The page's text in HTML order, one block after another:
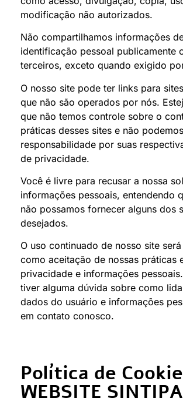
modificação não autorizados.
Não compartilhamos informações
identificação pessoal publicamente
terceiros, exceto quando exigido
O nosso site pode ter links para
que não são operados por nós.
que não temos controle sobre o
práticas desses sites e não
responsabilidade por suas
de privacidade.
Você é livre para recusar a nossa
informações pessoais, entendendo
não possamos fornecer alguns dos
desejados.
O uso continuado de nosso site
como aceitação de nossas práticas
privacidade e informações
tiver alguma dúvida sobre como
dados do usuário e informações
em contato conosco.
Política de
WEBSITE